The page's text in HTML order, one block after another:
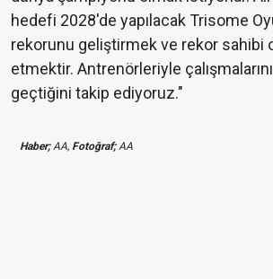
hedefi 2028'de yapılacak Trisome
rekorunu geliştirmek ve rekor sahibi
etmektir. Antrenörleriyle
geçtiğini takip ediyoruz."
Haber;AA, Fotoğraf;AA